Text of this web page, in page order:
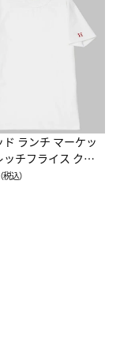
ランチ マーケッ
ッチフライス クル
注半袖Ｔシャツ
（税込）